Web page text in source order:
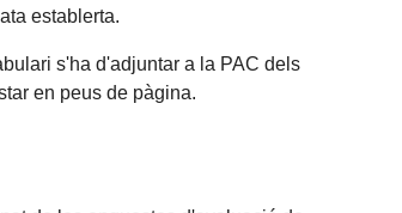
establerta.
s'ha d'adjuntar a la PAC dels
en peus de pàgina.